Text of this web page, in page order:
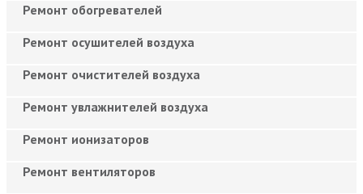
Ремонт обогревателей
Ремонт осушителей воздуха
Ремонт очистителей воздуха
Ремонт увлажнителей воздуха
Ремонт ионизаторов
Ремонт вентиляторов